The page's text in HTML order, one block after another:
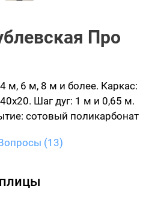
Про
м, 6 м, 8 м и более. Каркас:
Шаг дуг: 1 м и 0,65 м.
сотовый поликарбонат
(13)